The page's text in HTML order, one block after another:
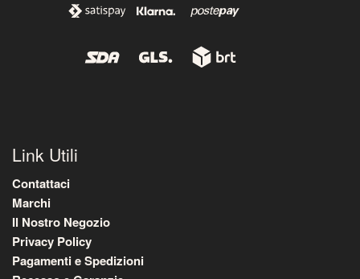
Link Utili
Contattaci
Marchi
Il Nostro Negozio
Privacy Policy
Pagamenti e Spedizioni